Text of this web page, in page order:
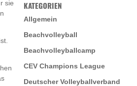
sie
KATEGORIEN
Allgemein
Beachvolleyball
Beachvolleyballcamp
CEV Champions League
Deutscher Volleyballverband